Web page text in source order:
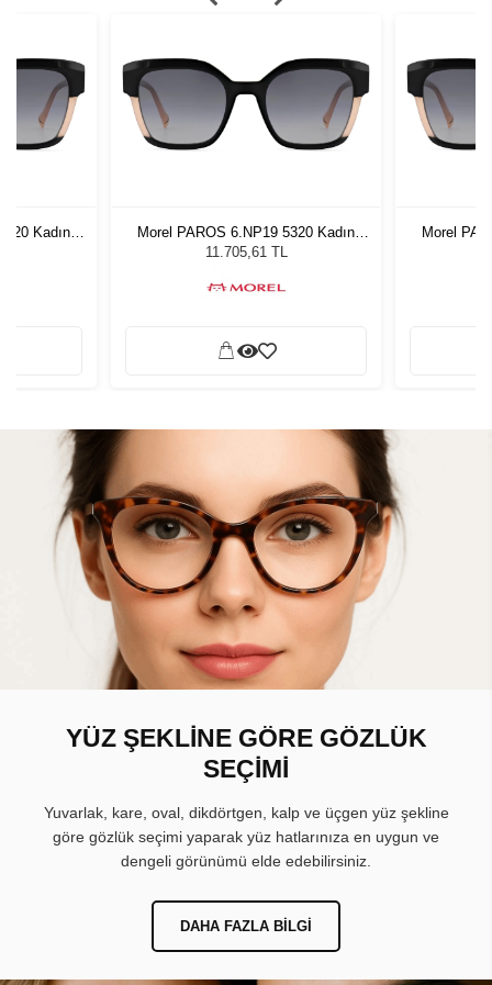
Kadın
Morel PAROS 6.NP19 5320 Kadın
Güneş Gözlüğü
11.705,61 TL
Morel
YÜZ ŞEKLİNE GÖRE GÖZLÜK
SEÇİMİ
Yuvarlak, kare, oval, dikdörtgen, kalp ve üçgen yüz şekline
göre gözlük seçimi yaparak yüz hatlarınıza en uygun ve
dengeli görünümü elde edebilirsiniz.
DAHA FAZLA BILGI